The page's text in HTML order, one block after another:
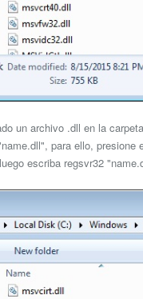
un archivo .dll en la
para ello,
escriba regsvr32